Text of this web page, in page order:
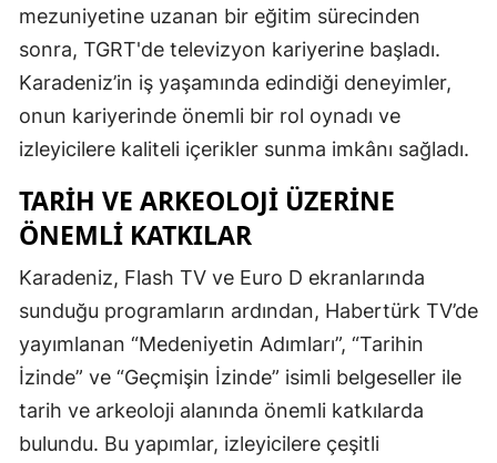
mezuniyetine uzanan bir eğitim sürecinden
sonra, TGRT'de televizyon kariyerine başladı.
Karadeniz’in iş yaşamında edindiği deneyimler,
onun kariyerinde önemli bir rol oynadı ve
izleyicilere kaliteli içerikler sunma imkânı sağladı.
TARIH VE ARKEOLOJI ÜZERINE
ÖNEMLI KATKILAR
Karadeniz, Flash TV ve Euro D ekranlarında
sunduğu programların ardından, Habertürk TV’de
yayımlanan “Medeniyetin Adımları”, “Tarihin
İzinde” ve “Geçmişin İzinde” isimli belgeseller ile
tarih ve arkeoloji alanında önemli katkılarda
bulundu. Bu yapımlar, izleyicilere çeşitli